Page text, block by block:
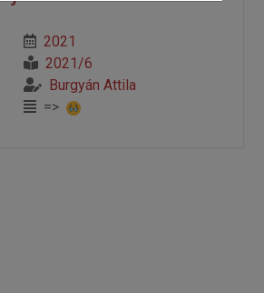
2021
2021/6
Burgyán Attila
=>